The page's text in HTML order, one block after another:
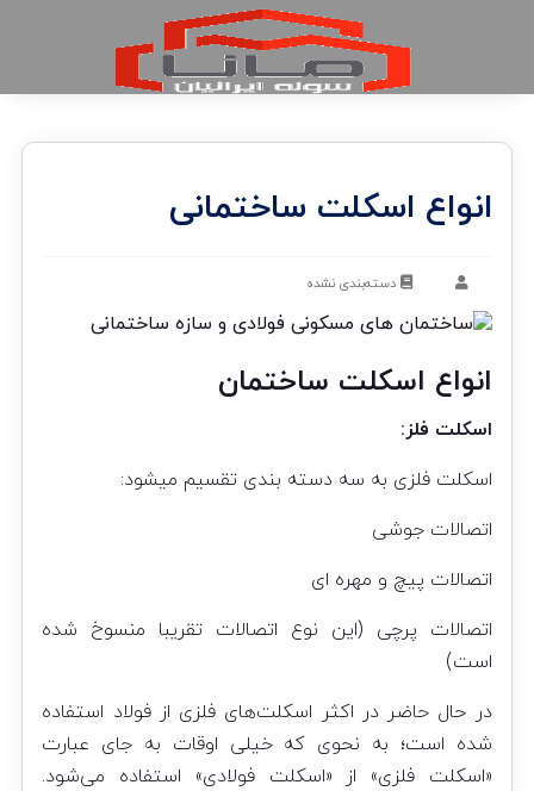
انواع اسکلت ساختمانی
دسته‌بندی نشده
انواع اسکلت ساختمان
اسکلت فلز:
اسکلت فلزی به سه دسته بندی تقسیم میشود:
اتصالات جوشی
اتصالات پیچ و مهره ای
اتصالات پرچی (این نوع اتصالات تقریبا منسوخ شده
است)
در حال حاضر در اکثر اسکلت‌های فلزی از فولاد استفاده
شده است؛ به نحوی که خیلی اوقات به جای عبارت
«اسکلت فلزی» از «اسکلت فولادی» استفاده می‌شود.